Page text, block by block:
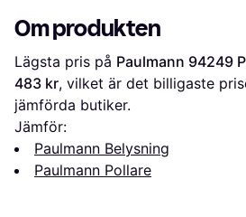
Om produkten
Lägsta pris på Paulmann 94249
483 kr, vilket är det billigaste
jämförda butiker.
Jämför:
Paulmann Belysning
Paulmann Pollare